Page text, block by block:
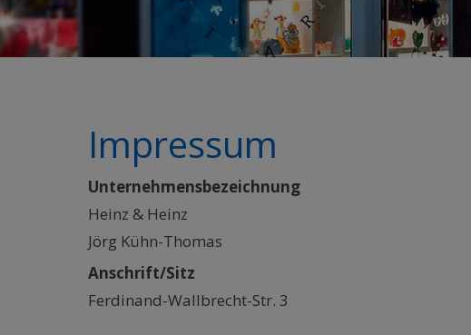
Impressum
Unternehmensbezeichnung
Heinz & Heinz
Jörg Kühn-Thomas
Anschrift/Sitz
Ferdinand-Wallbrecht-Str. 3